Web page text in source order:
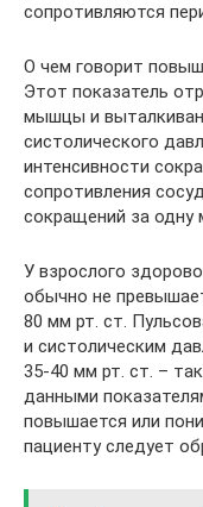
сопротивляются
О чем говорит
Этот показатель
мышцы и
систолического
интенсивности
сопротивления
сокращений за одну
У взрослого
обычно не
80 мм рт. ст.
и систолическим
35-40 мм рт. ст. –
данными
повышается или
пациенту следует